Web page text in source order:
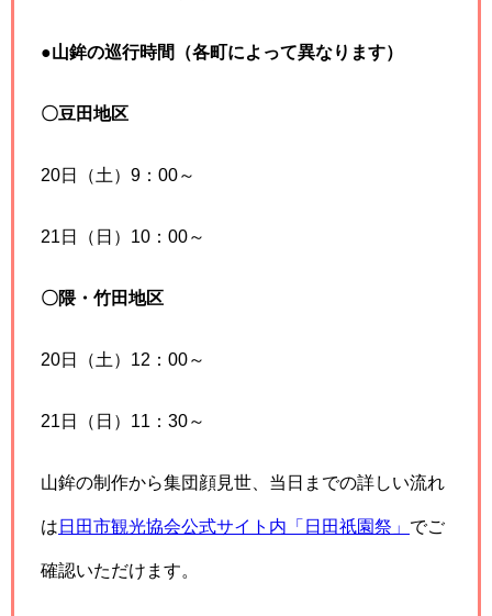
●山鉾の巡行時間（各町によって異なります）
〇豆田地区
20日（土）9：00～
21日（日）10：00～
〇隈・竹田地区
20日（土）12：00～
21日（日）11：30～
山鉾の制作から集団顔見世、当日までの詳しい流れ
は 日田市観光協会公式サイト内「日田祇園祭」 でご
確認いただけます。